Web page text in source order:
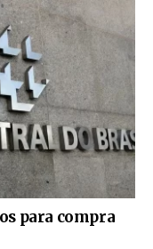
para compra